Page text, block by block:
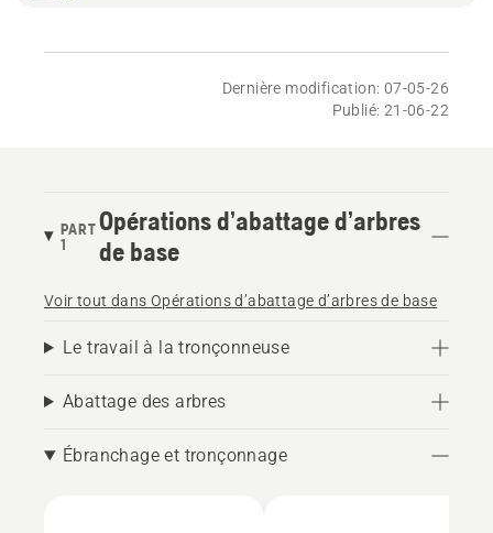
Dernière modification: 07-05-26
Publié: 21-06-22
PART
1
Opérations d’abattage d’arbres
de base
Voir tout dans Opérations d’abattage d’arbres de base
Le travail à la tronçonneuse
Abattage des arbres
Ébranchage et tronçonnage